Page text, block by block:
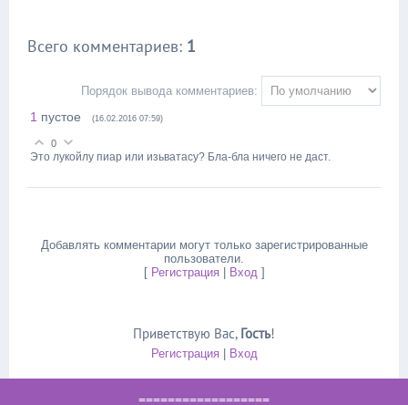
Всего комментариев: 1
Порядок вывода комментариев:
1 пустое (16.02.2016 07:59)
0
Это лукойлу пиар или изьватасу? Бла-бла ничего не даст.
Добавлять комментарии могут только зарегистрированные
пользователи.
[ Регистрация| Вход]
Приветствую Вас, Гость!
Регистрация| Вход
==================